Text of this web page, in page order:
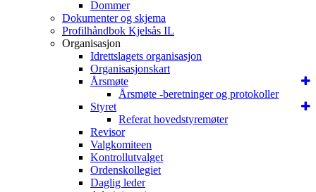
Dommer
Dokumenter og skjema
Profilhåndbok Kjelsås IL
Organisasjon
Idrettslagets organisasjon
Organisasjonskart
Årsmøte
Årsmøte -beretninger og protokoller
Styret
Referat hovedstyremøter
Revisor
Valgkomiteen
Kontrollutvalget
Ordenskollegiet
Daglig leder